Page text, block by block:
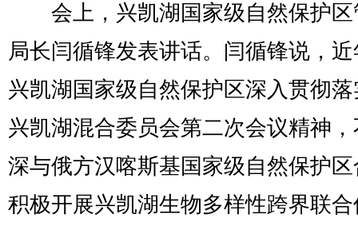
会上，兴凯湖国家级自然保护区
局长闫循锋发表讲话。闫循锋说，
兴凯湖国家级自然保护区深入贯彻
兴凯湖混合委员会第二次会议精神
深与俄方汉喀斯基国家级自然保护
积极开展兴凯湖生物多样性跨界联